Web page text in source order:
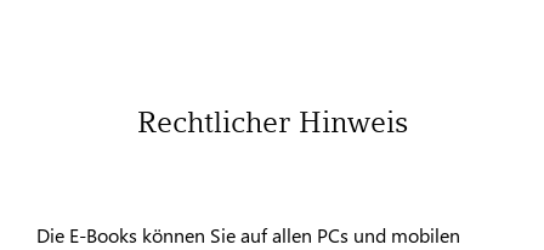
Rechtlicher Hinweis
Die E-Books können Sie auf allen PCs und mobilen